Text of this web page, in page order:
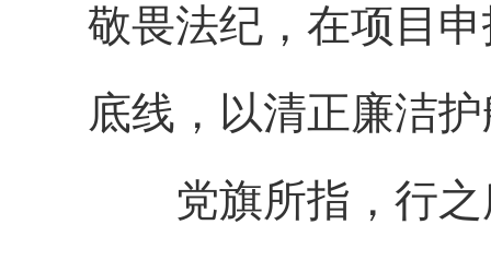
敬畏法纪，在项目
底线，以清正廉洁
党旗所指，行之